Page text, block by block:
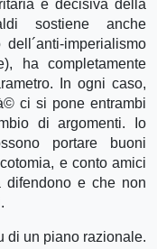
e decisiva della
sostiene anche
imperialismo
ha completamente
In ogni caso,
ci si pone entrambi
di argomenti. Io
portare buoni
e conto amici
difendono e che non
di un piano razionale.